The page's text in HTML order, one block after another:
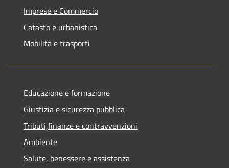
Imprese e Commercio
Catasto e urbanistica
Mobilità e trasporti
Educazione e formazione
Giustizia e sicurezza pubblica
Tributi,finanze e contravvenzioni
Ambiente
Salute, benessere e assistenza